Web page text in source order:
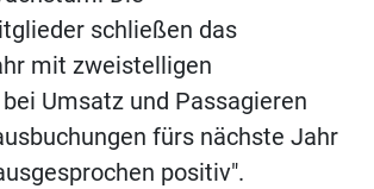
schließen das
mit zweistelligen
Umsatz und Passagieren
fürs nächste Jahr
positiv".